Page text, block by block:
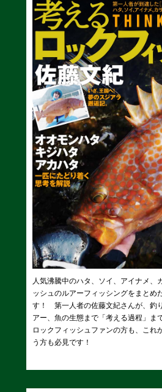
人気沸騰中のハタ、ソイ、アイナメ、
ッシュのルアーフィッシングをまとめ
す！ 第一人者の佐藤文紀さんが、釣
アー、魚の生態まで「考える過程」ま
ロックフィッシュファンの方も、これ
う方も必見です！